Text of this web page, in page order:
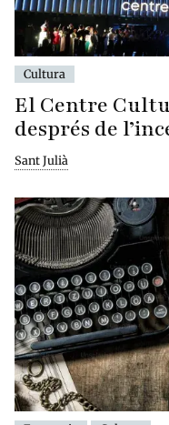
Cultura
El Centre
després de
Sant Julià